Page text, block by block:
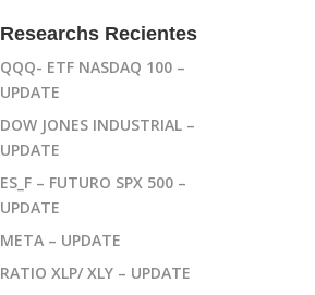
Researchs Recientes
QQQ- ETF NASDAQ 100 –
UPDATE
DOW JONES INDUSTRIAL –
UPDATE
ES_F – FUTURO SPX 500 –
UPDATE
META – UPDATE
RATIO XLP/ XLY – UPDATE